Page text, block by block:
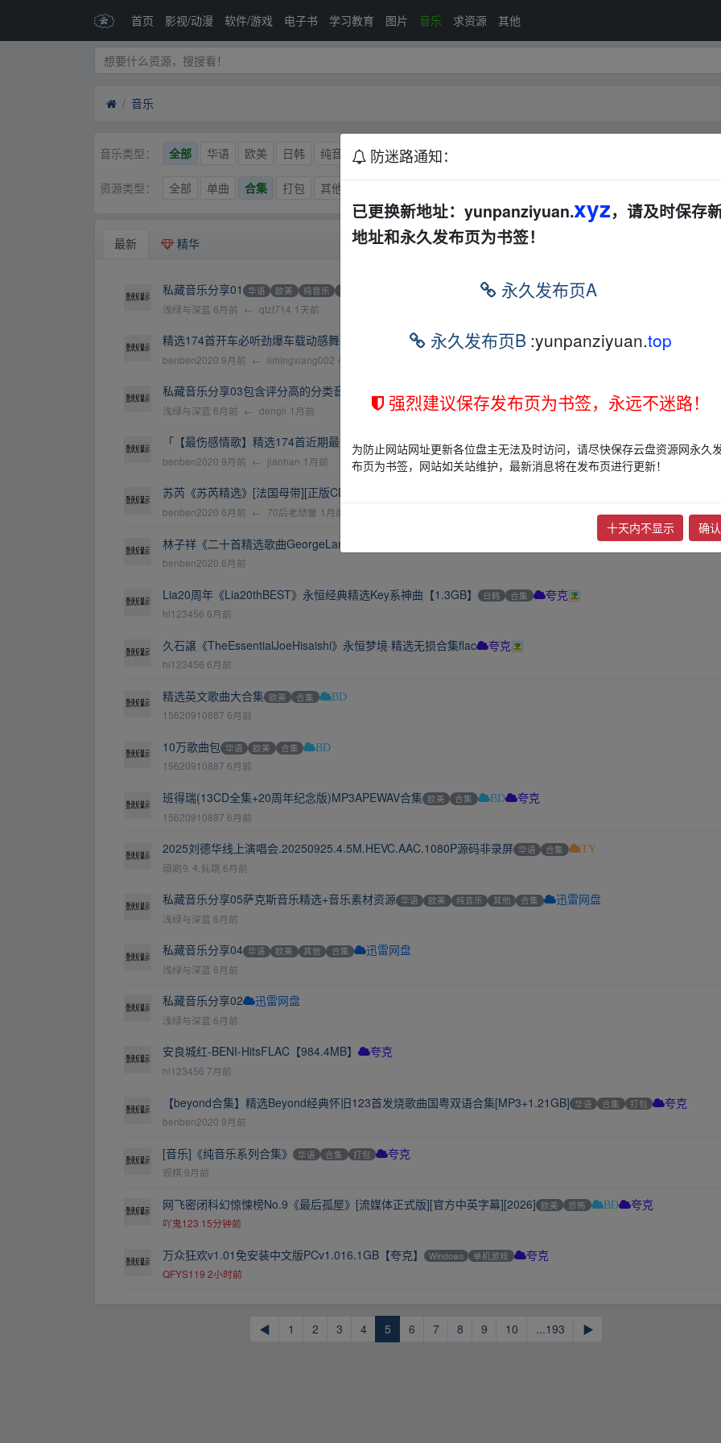
首页 影视/动漫 软件/游戏 电子书 学习教育 图片 音乐 求资源 其他
音乐
音乐类型： 全部 华语 欧美 日韩 纯音乐 DJ 摇滚 其他
资源类型： 全部 单曲 合集 打包 其他
最新 精华
私藏音乐分享01 华语 欧美 纯音乐
浅绿与深蓝 6月前 ← qtzt714 1天前
精选174首开车必听劲爆车载动感舞曲无损音乐合集[WAV+MP3+5.43GB] 夸克
benben2020 9月前 ← limingxiang002 4天前
私藏音乐分享03包含评分高的分类音乐、巨量MV音乐等 华语 欧美 其他
浅绿与深蓝 6月前 ← dengli 1月前
「【最伤感情歌】精选174首近期最完美伤感流行网络情歌无损音乐合集[MP3+1.51GB] 夸克
benben2020 9月前 ← jianhan 1月前
苏芮《苏芮精选》[法国母带][正版CD低速原抓WAV+CUE][1.1G]
benben2020 6月前 ← 70后老顽童 1月前
林子祥《二十首精选歌曲GeorgeLamSACD》[DFF][1.9G]
benben2020 6月前
Lia20周年《Lia20thBEST》永恒经典精选Key系神曲【1.3GB】 日韩 合集 夸克
hl123456 6月前
久石譲《TheEssentialJoeHisaishi》永恒梦境·精选无损合集flac 夸克
hl123456 6月前
精选英文歌曲大合集 欧美 合集 BD
15620910887 6月前
10万歌曲包 华语 欧美 合集 BD
15620910887 6月前
班得瑞(13CD全集+20周年纪念版)MP3APEWAV合集 欧美 合集 BD 夸克
15620910887 6月前
2025刘德华线上演唱会.20250925.4.5M.HEVC.AAC.1080P源码非录屏 华语 合集 TY
頑啲⒐⒋鈊跳 6月前
私藏音乐分享05萨克斯音乐精选+音乐素材资源 华语 欧美 纯音乐 其他 合集 迅雷网盘
浅绿与深蓝 6月前
私藏音乐分享04 华语 欧美 其他 合集 迅雷网盘
浅绿与深蓝 6月前
私藏音乐分享02 迅雷网盘
浅绿与深蓝 6月前
​安良城红-BENI-HitsFLAC【984.4MB】 夸克
hl123456 7月前
【beyond合集】精选Beyond经典怀旧123首发烧歌曲国粤双语合集[MP3+1.21GB] 华语 合集 打包 夸克
benben2020 9月前
[音乐]《纯音乐系列合集》 华语 合集 打包 夸克
观棋 9月前
网飞密闭科幻惊悚榜No.9《最后孤屋》[流媒体正式版][官方中英字幕][2026] 欧美 恐怖 BD 夸克
吖鬼123 15分钟前
万众狂欢v1.01免安装中文版PCv1.016.1GB【夸克】 Windows 单机游戏 夸克
QFYS119 2小时前
◀ 1 2 3 4 5 6 7 8 9 10 ...193 ▶
防迷路通知：
已更换新地址：yunpanziyuan.xyz，请及时保存
地址和永久发布页为书签！
永久发布页A
永久发布页B :yunpanziyuan.top
强烈建议保存发布页为书签，永远不迷路！
为防止网站网址更新各位盘主无法及时访问，请尽快保存云盘资源网永久
布页为书签，网站如关站维护，最新消息将在发布页进行更新！
十天内不显示 确认